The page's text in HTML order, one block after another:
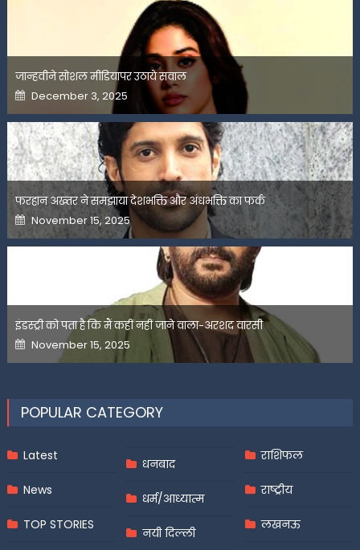
जान्हवीने सोशल मीडियापर उठाये सवाल
Posted
on
December 3, 2025
फरहान अख्तर ने समझाया देशभक्ति और अंधभक्ति का फर्क
Posted
on
November 15, 2025
इंडस्ट्री को पता है कि मैं कहीं नहीं जाने वाला-अरशद वारसी
Posted
on
November 15, 2025
POPULAR CATEGORY
Latest
News
TOP STORIES
धनबाद
धर्म/आध्यात्म
नयी दिल्ली
राशिफल
राष्ट्रीय
लखनऊ